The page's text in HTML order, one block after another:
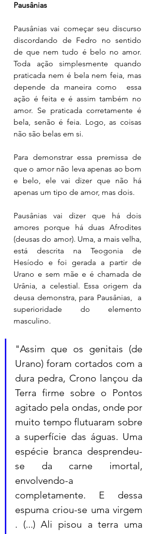
Pausânias
Pausânias vai começar seu discurso
discordando de Fedro no sentido
de que nem tudo é belo no amor.
Toda ação simplesmente quando
praticada nem é bela nem feia, mas
depende da maneira como  essa
ação é feita e é assim também no
amor. Se praticada corretamente é
bela, senão é feia. Logo, as coisas
não são belas em si.
Para demonstrar essa premissa de
que o amor não leva apenas ao bom
e belo, ele vai dizer que não há
apenas um tipo de amor, mas dois.
Pausânias vai dizer que há dois
amores porque há duas Afrodites
(deusas do amor). Uma, a mais velha,
está descrita na Teogonia de
Hesíodo e foi gerada a partir de
Urano e sem mãe e é chamada de
Urânia, a celestial. Essa origem da
deusa demonstra, para Pausânias,  a
superioridade do elemento
masculino.
"Assim que os genitais (de
Urano) foram cortados com a
dura pedra, Crono lançou da
Terra firme sobre o Pontos
agitado pela ondas, onde por
muito tempo flutuaram sobre
a superfície das águas. Uma
espécie branca desprendeu-
se da carne imortal,
envolvendo-a
completamente. E dessa
espuma criou-se uma virgem
. (...) Ali pisou a terra uma